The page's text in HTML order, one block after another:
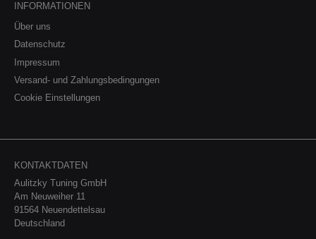
INFORMATIONEN
Über uns
Datenschutz
Impressum
Versand- und Zahlungsbedingungen
Cookie Einstellungen
KONTAKTDATEN
Aulitzky Tuning GmbH
Am Neuweiher 11
91564 Neuendettelsau
Deutschland